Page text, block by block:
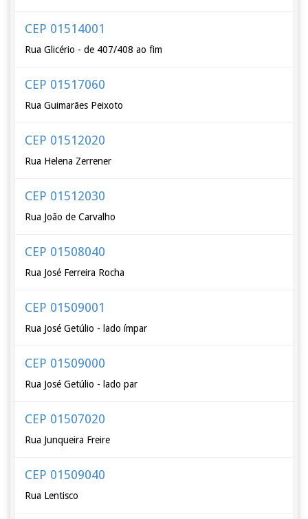
CEP 01514001
Rua Glicério - de 407/408 ao fim
CEP 01517060
Rua Guimarães Peixoto
CEP 01512020
Rua Helena Zerrener
CEP 01512030
Rua João de Carvalho
CEP 01508040
Rua José Ferreira Rocha
CEP 01509001
Rua José Getúlio - lado ímpar
CEP 01509000
Rua José Getúlio - lado par
CEP 01507020
Rua Junqueira Freire
CEP 01509040
Rua Lentisco